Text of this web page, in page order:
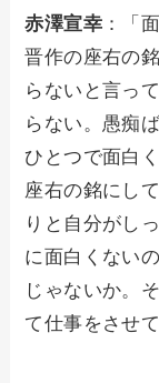
赤澤宣幸 ：「
晋作の座右の
らないと言っ
らない。愚痴
ひとつで面白
座右の銘にし
りと自分がし
に面白くない
じゃないか。
て仕事をさせ